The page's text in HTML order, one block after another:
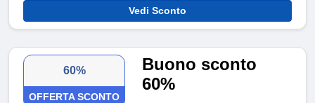
Vedi Sconto
60%
OFFERTA SCONTO
Buono sconto
60%